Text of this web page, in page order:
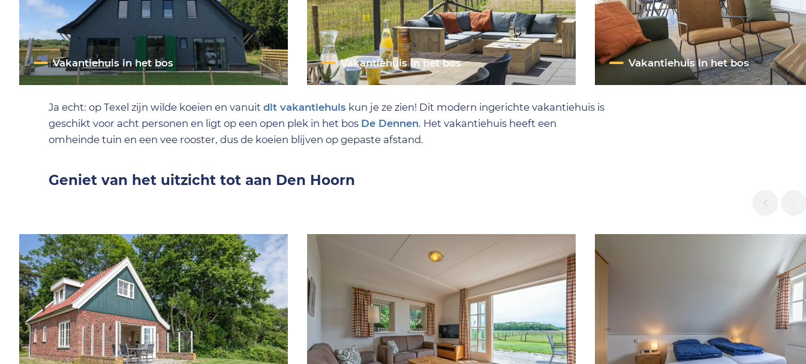
Vakantiehuis in het bos Vakantiehuis in het bos Vakantiehuis in het bos
Ja echt: op Texel zijn wilde koeien en vanuitdit vakantiehuis kun je ze zien! Dit modern ingerichte vakantiehuis is
geschikt voor acht personen en ligt op een open plek in het bos De Dennen. Het vakantiehuis heeft een
omheinde tuin en een vee rooster, dus de koeien blijven op gepaste afstand.
Geniet van het uitzicht tot aan Den Hoorn